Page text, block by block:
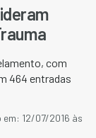
com
464 entradas
em: 12/07/2016 às